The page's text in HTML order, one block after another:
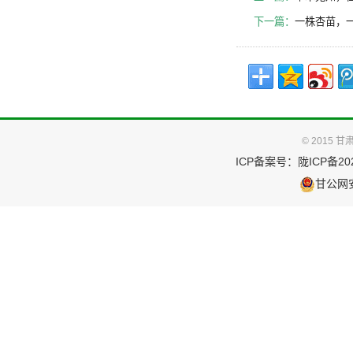
下一篇： 一株杏苗，
© 2015 甘
ICP备案号：
陇ICP备
甘公网